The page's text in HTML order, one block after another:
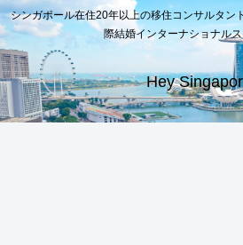
シンガポール在住20年以上の移住コンサルタン
際結婚インターナショナル
Hey